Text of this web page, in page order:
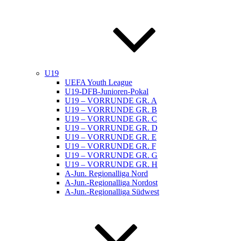
U19
UEFA Youth League
U19-DFB-Junioren-Pokal
U19 – VORRUNDE GR. A
U19 – VORRUNDE GR. B
U19 – VORRUNDE GR. C
U19 – VORRUNDE GR. D
U19 – VORRUNDE GR. E
U19 – VORRUNDE GR. F
U19 – VORRUNDE GR. G
U19 – VORRUNDE GR. H
A-Jun. Regionalliga Nord
A-Jun.-Regionalliga Nordost
A-Jun.-Regionalliga Südwest